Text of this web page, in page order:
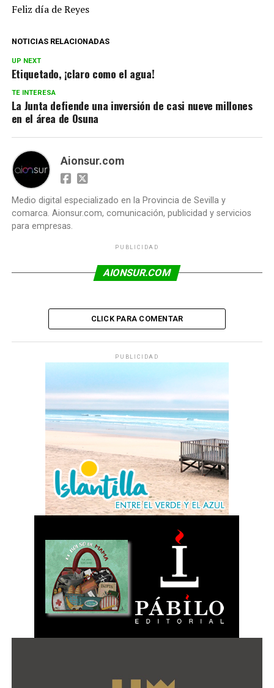
Feliz día de Reyes
NOTICIAS RELACIONADAS
UP NEXT
Etiquetado, ¡claro como el agua!
TE INTERESA
La Junta defiende una inversión de casi nueve millones
en el área de Osuna
Aionsur.com
Medio digital especializado en la Provincia de Sevilla y
comarca. Aionsur.com, comunicación, publicidad y servicios
para empresas.
PUBLICIDAD
AIONSUR.COM
CLICK PARA COMENTAR
PUBLICIDAD